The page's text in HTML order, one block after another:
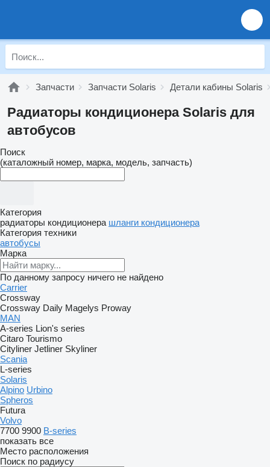
Запчасти Запчасти Solaris Детали кабины Solaris
Радиаторы кондиционера Solaris для
автобусов
Поиск
(каталожный номер, марка, модель, запчасть)
Категория
радиаторы кондиционера шланги кондиционера
Категория техники
автобусы
Марка
По данному запросу ничего не найдено
Carrier
Crossway
Crossway Daily Magelys Proway
MAN
A-series Lion's series
Citaro Tourismo
Cityliner Jetliner Skyliner
Scania
L-series
Solaris
Alpino Urbino
Spheros
Futura
Volvo
7700 9900 B-series
показать все
Место расположения
Поиск по радиусу